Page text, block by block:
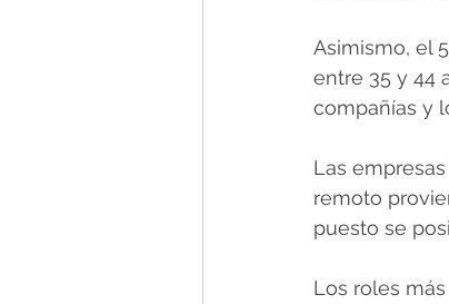
Asimismo, el
entre 35 y 44
compañías y
Las
remoto
puesto se
Los roles